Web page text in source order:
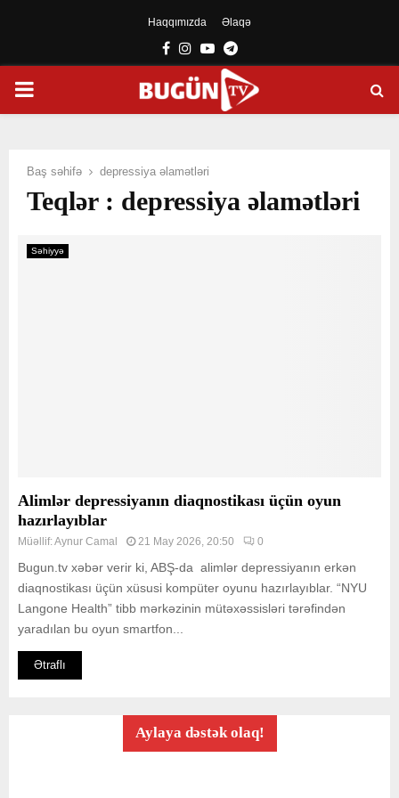
Haqqımızda Əlaqə
Facebook
Instagram
YoutubeTelegram
PRIMARY
Baş səhifə depressiya əlamətləri
Teqlər : depressiya əlamətləri
Səhiyyə
Alimlər depressiyanın diaqnostikası üçün oyun
hazırlayıblar
Müəllif:Aynur Camal 21 May 2026, 20:50 0
Bugun.tv xəbər verir ki, ABŞ-da alimlər depressiyanın erkən
diaqnostikası üçün xüsusi kompüter oyunu hazırlayıblar. “NYU
Langone Health” tibb mərkəzinin mütəxəssisləri tərəfindən
yaradılan bu oyun smartfon...
Ətraflı
Aylaya dəstək olaq!